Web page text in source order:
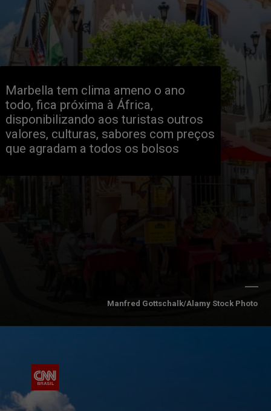
Marbella tem clima ameno o ano
todo, fica próxima à África,
disponibilizando aos turistas outros
valores, culturas, sabores com preços
que agradam a todos os bolsos
Manfred Gottschalk/Alamy Stock Photo